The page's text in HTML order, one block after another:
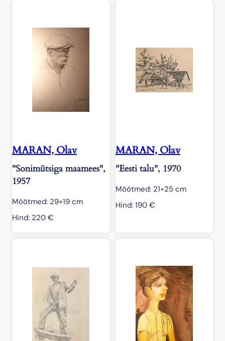
MARAN, Olav
"Sonimütsiga maamees",
1957
Mõõtmed: 29×19 cm
Hind: 220 €
MARAN, Olav
"Eesti talu", 1970
Mõõtmed: 21×25 cm
Hind: 190 €